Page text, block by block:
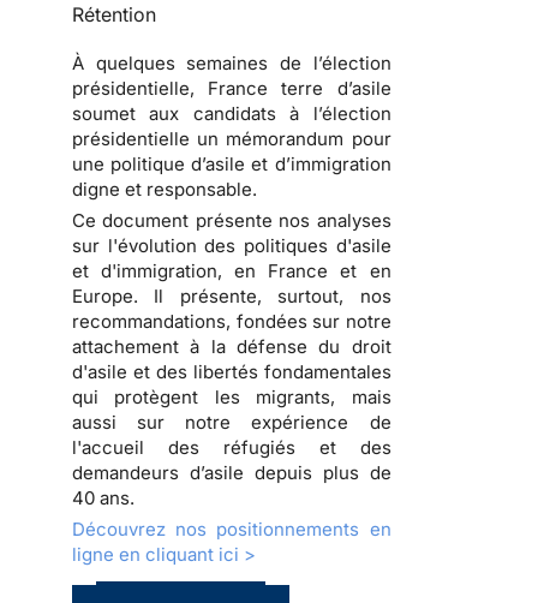
Rétention
À quelques semaines de l’élection
présidentielle, France terre d’asile
soumet aux candidats à l’élection
présidentielle un mémorandum pour
une politique d’asile et d’immigration
digne et responsable.
Ce document présente nos analyses
sur l'évolution des politiques d'asile
et d'immigration, en France et en
Europe. Il présente, surtout, nos
recommandations, fondées sur notre
attachement à la défense du droit
d'asile et des libertés fondamentales
qui protègent les migrants, mais
aussi sur notre expérience de
l'accueil des réfugiés et des
demandeurs d’asile depuis plus de
40 ans.
Découvrez nos positionnements en
ligne en cliquant ici >